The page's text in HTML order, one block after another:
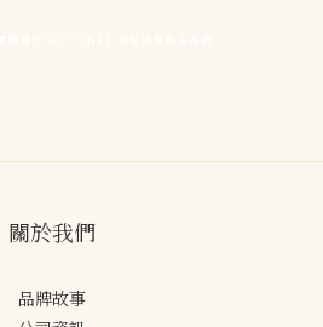
關於我們
品牌故事